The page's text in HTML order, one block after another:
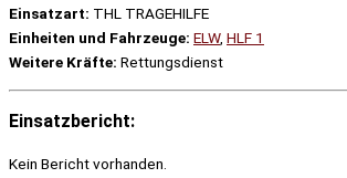
Einsatzart: THL TRAGEHILFE
Einheiten und Fahrzeuge: ELW, HLF 1
Weitere Kräfte: Rettungsdienst
Einsatzbericht:
Kein Bericht vorhanden.